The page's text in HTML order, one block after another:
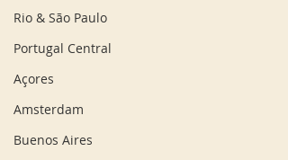
Rio & São Paulo
Portugal Central
Açores
Amsterdam
Buenos Aires